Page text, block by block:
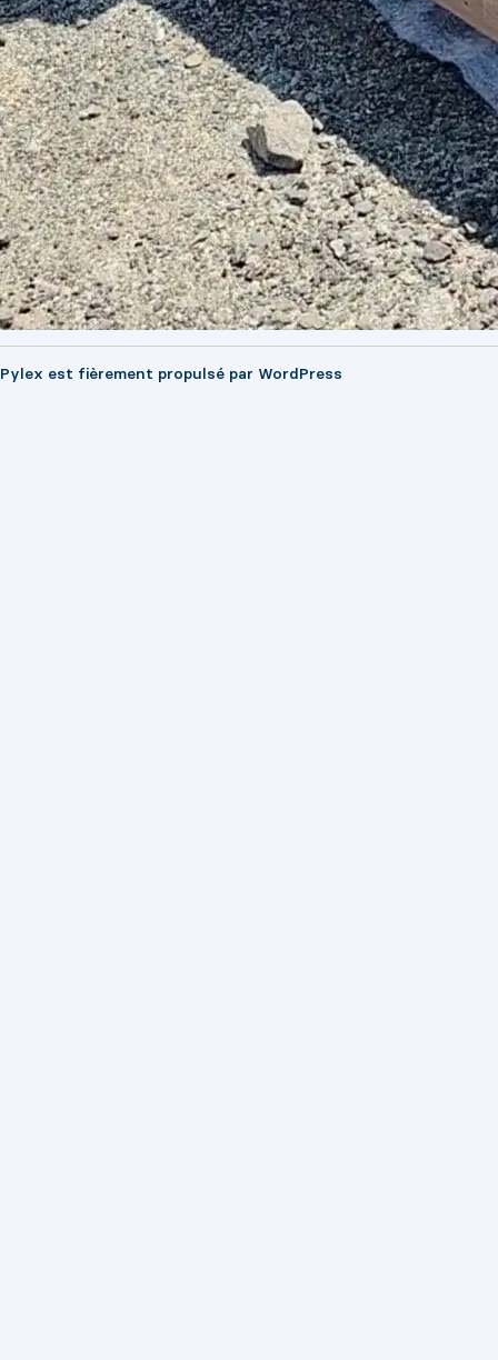
Pylex est fièrement propulsé par WordPress